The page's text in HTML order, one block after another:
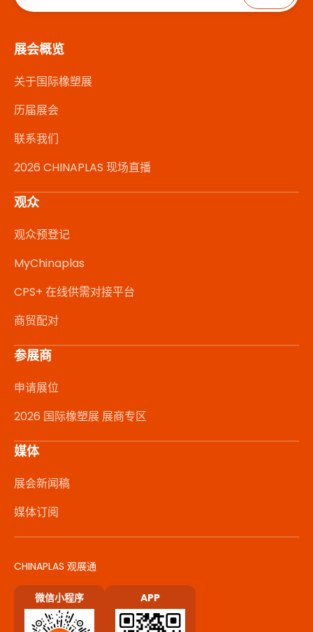
展会概览
关于国际橡塑展
历届展会
联系我们
2026 CHINAPLAS 现场直播
观众
观众预登记
MyChinaplas
CPS+ 在线供需对接平台
商贸配对
参展商
申请展位
2026 国际橡塑展 展商专区
媒体
展会新闻稿
媒体订阅
CHINAPLAS 观展通
微信小程序 APP